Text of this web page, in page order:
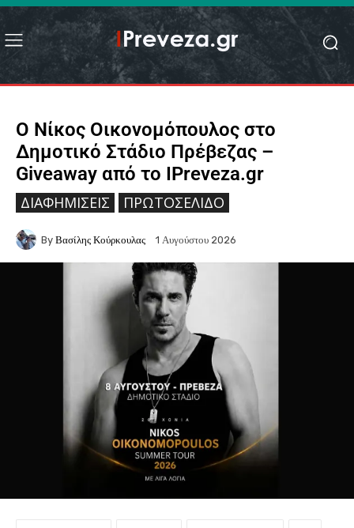
Ο Νίκος Οικονομόπουλος στο
Δημοτικό Στάδιο Πρέβεζας –
Giveaway από το IPreveza.gr
ΔΙΑΦΗΜΊΣΕΙΣ ΠΡΩΤΟΣΈΛΙΔΟ
By Βασίλης Κούρκουλας 1 Αυγούστου 2026